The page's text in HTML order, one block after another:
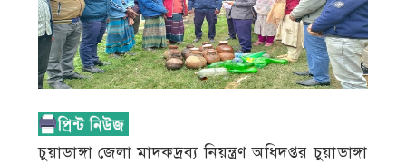
চুয়াডাঙ্গা জেলা মাদকদ্রব্য নিয়ন্ত্রণ অধিদপ্তর চুয়াডাঙ্গা